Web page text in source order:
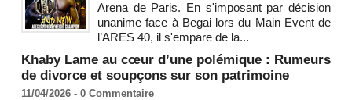
Arena de Paris. En s'imposant par décision
unanime face à Begai lors du Main Event de
l’ARES 40, il s'empare de la...
Khaby Lame au cœur d’une polémique : Rumeurs
de divorce et soupçons sur son patrimoine
11/04/2026 - 0 Commentaire